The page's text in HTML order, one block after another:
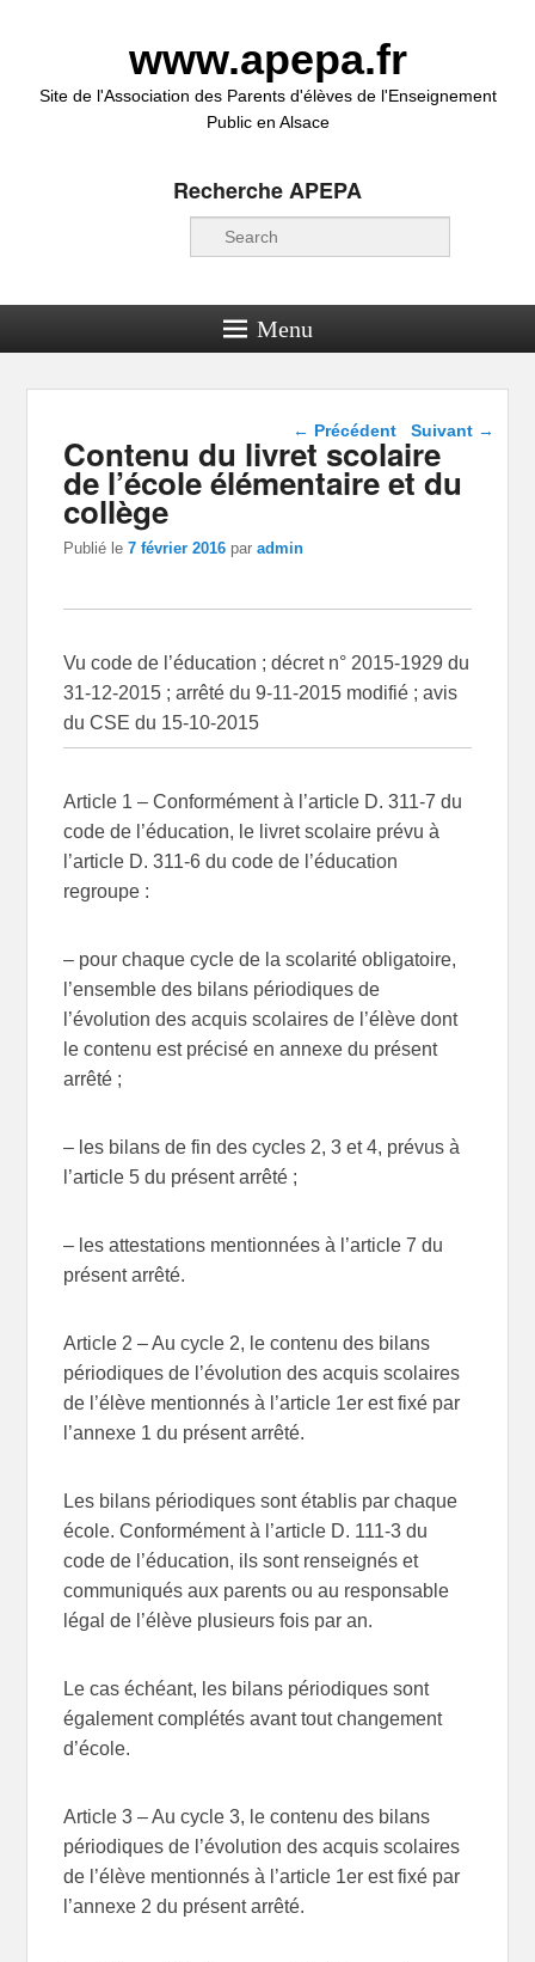
www.apepa.fr
Site de l'Association des Parents d'élèves de l'Enseignement
Public en Alsace
Recherche APEPA
Recherche
Menu
Navigation dans les
articles
← Précédent Suivant →
Contenu du livret scolaire
de l’école élémentaire et du
collège
Publié le7 février 2016 paradmin
Vu code de l’éducation ; décret n° 2015-1929 du
31-12-2015 ; arrêté du 9-11-2015 modifié ; avis
du CSE du 15-10-2015
Article 1 – Conformément à l’article D. 311-7 du
code de l’éducation, le livret scolaire prévu à
l’article D. 311-6 du code de l’éducation
regroupe :
– pour chaque cycle de la scolarité obligatoire,
l’ensemble des bilans périodiques de
l’évolution des acquis scolaires de l’élève dont
le contenu est précisé en annexe du présent
arrêté ;
– les bilans de fin des cycles 2, 3 et 4, prévus à
l’article 5 du présent arrêté ;
– les attestations mentionnées à l’article 7 du
présent arrêté.
Article 2 – Au cycle 2, le contenu des bilans
périodiques de l’évolution des acquis scolaires
de l’élève mentionnés à l’article 1er est fixé par
l’annexe 1 du présent arrêté.
Les bilans périodiques sont établis par chaque
école. Conformément à l’article D. 111-3 du
code de l’éducation, ils sont renseignés et
communiqués aux parents ou au responsable
légal de l’élève plusieurs fois par an.
Le cas échéant, les bilans périodiques sont
également complétés avant tout changement
d’école.
Article 3 – Au cycle 3, le contenu des bilans
périodiques de l’évolution des acquis scolaires
de l’élève mentionnés à l’article 1er est fixé par
l’annexe 2 du présent arrêté.